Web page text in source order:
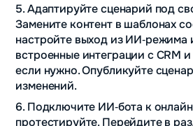
5. Адаптируйте сценарий под
Замените контент в шаблонах
настройте выход из ИИ‑режима
встроенные интеграции с CRM
если нужно. Опубликуйте
изменений.
6. Подключите ИИ‑бота к
протестируйте. Перейдите в